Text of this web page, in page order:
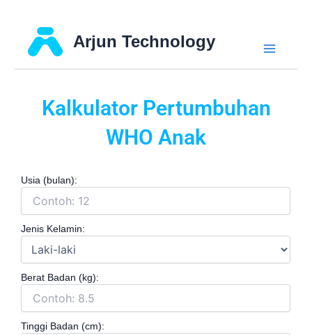
content
Arjun Technology
Menu
Kalkulator Pertumbuhan
WHO Anak
Usia (bulan):
Jenis Kelamin:
Berat Badan (kg):
Tinggi Badan (cm):